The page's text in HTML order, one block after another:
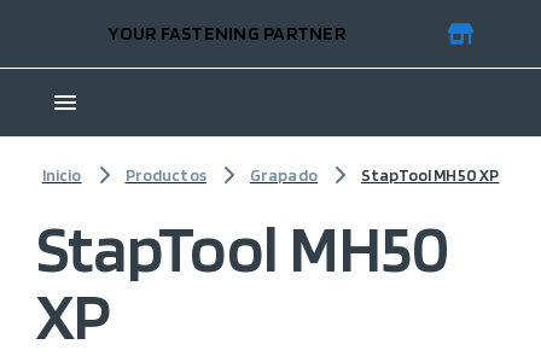
YOUR FASTENING PARTNER
Inicio Productos Grapado StapTool MH50 XP
StapTool MH50
XP